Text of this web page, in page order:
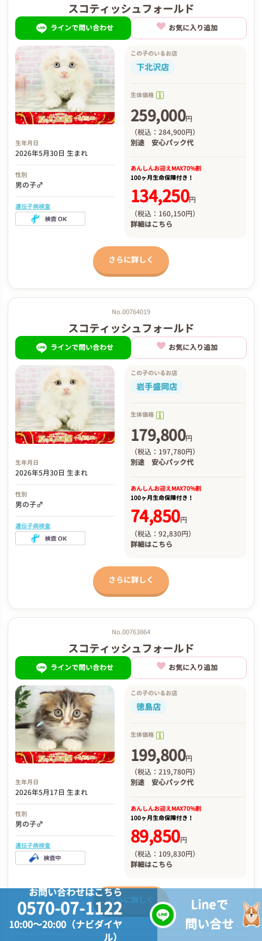
スコティッシュフォールド
ラインで問い合わせ お気に入り追加
生年月日
2026年5月30日 生まれ
性別
男の子♂
遺伝子病検査
この子のいるお店
下北沢店
生体価格
259,000円
（税込：284,900円）
別途 安心パック代
あんしんお迎えMAX70%割
100ヶ月生命保障付き！
134,250円
（税込：160,150円）
詳細はこちら
さらに詳しく
No.00764019
スコティッシュフォールド
ラインで問い合わせ お気に入り追加
生年月日
2026年5月30日 生まれ
性別
男の子♂
遺伝子病検査
この子のいるお店
岩手盛岡店
生体価格
179,800円
（税込：197,780円）
別途 安心パック代
あんしんお迎えMAX70%割
100ヶ月生命保障付き！
74,850円
（税込：92,830円）
詳細はこちら
さらに詳しく
No.00763864
スコティッシュフォールド
ラインで問い合わせ お気に入り追加
生年月日
2026年5月17日 生まれ
性別
男の子♂
遺伝子病検査
この子のいるお店
徳島店
生体価格
199,800円
（税込：219,780円）
別途 安心パック代
あんしんお迎えMAX70%割
100ヶ月生命保障付き！
89,850円
（税込：109,830円）
詳細はこちら
さらに詳しく
お問い合わせはこちら
0570-07-1122
10:00～20:00（ナビダイヤ
ル）
Lineで
問い合せ